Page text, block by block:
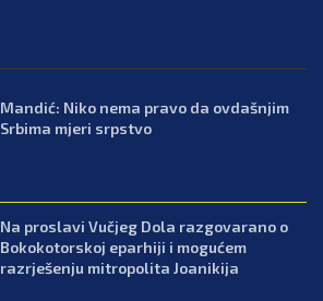
Mandić: Niko nema pravo da ovdašnjim
Srbima mjeri srpstvo
Na proslavi Vučjeg Dola razgovarano o
Bokokotorskoj eparhiji i mogućem
razrješenju mitropolita Joanikija